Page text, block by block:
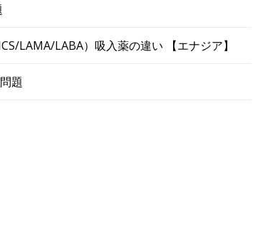
LAMA/LABA）吸入薬の違い 【エナジア】
題